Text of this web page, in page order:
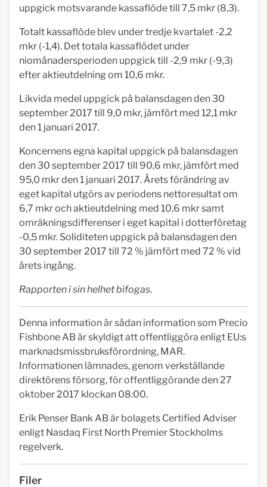
uppgick motsvarande kassaflöde till 7,5 mkr (8,3).
Totalt kassaflöde blev under tredje kvartalet -2,2
mkr (-1,4). Det totala kassaflödet under
niomånadersperioden uppgick till -2,9 mkr (-9,3)
efter aktieutdelning om 10,6 mkr.
Likvida medel uppgick på balansdagen den 30
september 2017 till 9,0 mkr, jämfört med 12,1 mkr
den 1 januari 2017.
Koncernens egna kapital uppgick på balansdagen
den 30 september 2017 till 90,6 mkr, jämfört med
95,0 mkr den 1 januari 2017. Årets förändring av
eget kapital utgörs av periodens nettoresultat om
6,7 mkr och aktieutdelning med 10,6 mkr samt
omräkningsdifferenser i eget kapital i dotterföretag
-0,5 mkr. Soliditeten uppgick på balansdagen den
30 september 2017 till 72 % jämfört med 72 % vid
årets ingång.
Rapporten i sin helhet bifogas.
Denna information är sådan information som Precio
Fishbone AB är skyldigt att offentliggöra enligt EU:s
marknadsmissbruksförordning, MAR.
Informationen lämnades, genom verkställande
direktörens försorg, för offentliggörande den 27
oktober 2017 klockan 08:00.
Erik Penser Bank AB är bolagets Certified Adviser
enligt Nasdaq First North Premier Stockholms
regelverk.
Filer